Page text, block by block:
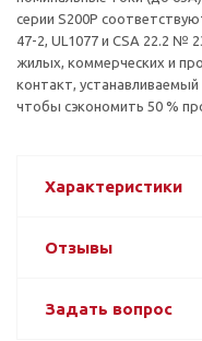
серии S200P
47-2, UL1077 и CSA 22.2 №
жилых, коммерческих и
контакт, устанавливаемый
чтобы сэкономить 50 %
Характеристики
Отзывы
Задать вопрос